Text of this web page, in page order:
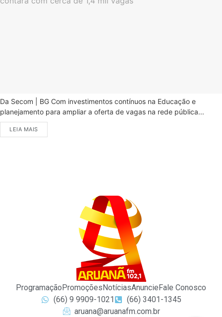
Da Secom | BG Com investimentos contínuos na Educação e
planejamento para ampliar a oferta de vagas na rede pública...
LEIA MAIS
ProgramaçãoPromoçõesNotíciasAnuncieFale Conosco
(66) 9 9909-1021
(66) 3401-1345
aruana@aruanafm.com.br